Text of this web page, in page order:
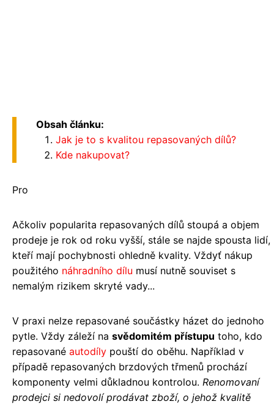
Obsah článku:
Jak je to s kvalitou repasovaných dílů?
Kde nakupovat?
Pro
Ačkoliv popularita repasovaných dílů stoupá a objem
prodeje je rok od roku vyšší, stále se najde spousta lidí,
kteří mají pochybnosti ohledně kvality. Vždyť nákup
použitého náhradního dílu musí nutně souviset s
nemalým rizikem skryté vady...
V praxi nelze repasované součástky házet do jednoho
pytle. Vždy záleží na svědomitém přístupu toho, kdo
repasované autodíly pouští do oběhu. Například v
případě repasovaných brzdových třmenů prochází
komponenty velmi důkladnou kontrolou. Renomovaní
prodejci si nedovolí prodávat zboží, o jehož kvalitě